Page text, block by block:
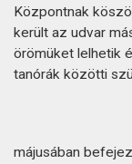
Központnak
került az udvar
örömüket lelhetik
tanórák közötti
májusában